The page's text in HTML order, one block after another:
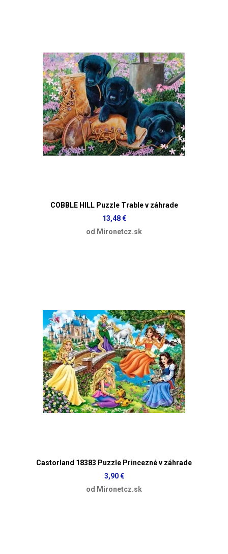
COBBLE HILL Puzzle Trable v záhrade
13,48 €
od Mironetcz.sk
Castorland 18383 Puzzle Princezné v záhrade
3,90 €
od Mironetcz.sk